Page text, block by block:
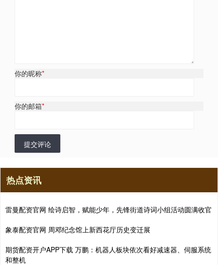
你的昵称*
你的邮箱*
提交评论
热点资讯
雷曼配资官网 绘诗启智，赋能少年，先锋街道诗词小组活动圆满收官
象泰配资官网 周邓纪念馆上新西花厅历史变迁展
期货配资开户APP下载 万鹏：机器人板块依次看好减速器、伺服系统
和整机